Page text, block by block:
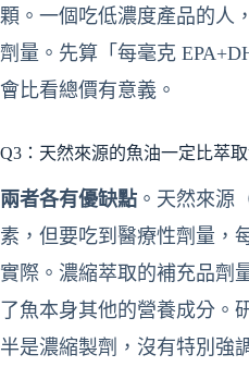
顆。一個吃低濃度產品的人
劑量。先算「每毫克
會比看總價有意義。
Q3：天然來源的魚油一定比萃
兩者各有優缺點 。天然來源
素，但要吃到醫療性劑量，
實際。濃縮萃取的補充品劑
了魚本身其他的營養成分。
半是濃縮製劑，沒有特別強